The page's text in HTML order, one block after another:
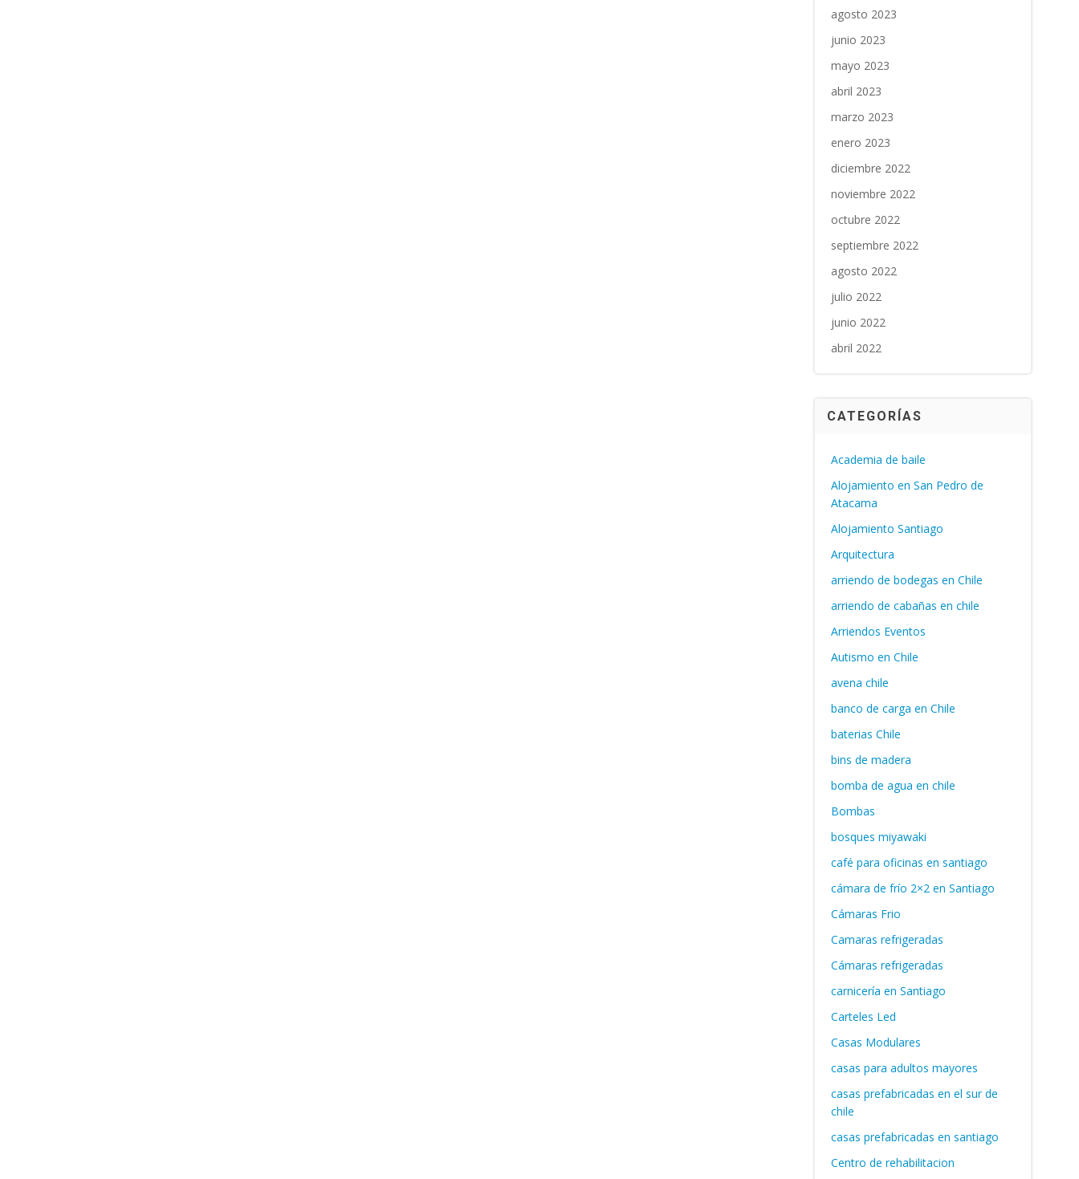
agosto 2023
junio 2023
mayo 2023
abril 2023
marzo 2023
enero 2023
diciembre 2022
noviembre 2022
octubre 2022
septiembre 2022
agosto 2022
julio 2022
junio 2022
abril 2022
CATEGORÍAS
Academia de baile
Alojamiento en San Pedro de
Atacama
Alojamiento Santiago
Arquitectura
arriendo de bodegas en Chile
arriendo de cabañas en chile
Arriendos Eventos
Autismo en Chile
avena chile
banco de carga en Chile
baterias Chile
bins de madera
bomba de agua en chile
Bombas
bosques miyawaki
café para oficinas en santiago
cámara de frío 2×2 en Santiago
Cámaras Frio
Camaras refrigeradas
Cámaras refrigeradas
carnicería en Santiago
Carteles Led
Casas Modulares
casas para adultos mayores
casas prefabricadas en el sur de
chile
casas prefabricadas en santiago
Centro de rehabilitacion